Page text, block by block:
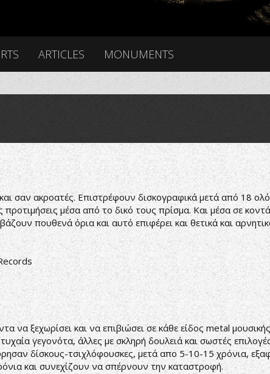
ARTICLES MONUMENTS
σαν ακροατές. Επιστρέφουν δισκογραφικά μετά από 18
μέσα από το δικό τους πρίσμα. Και μέσα σε
πουθενά όρια και αυτό επιφέρει και θετικά και
να ξεχωρίσει και να επιβιώσει σε κάθε είδος metal
γεγονότα, άλλες με σκληρή δουλειά και σωστές
δίσκους-τσιχλόφουσκες, μετά απο 5-10-15 χρόνια,
και συνεχίζουν να σπέρνουν την καταστροφή.